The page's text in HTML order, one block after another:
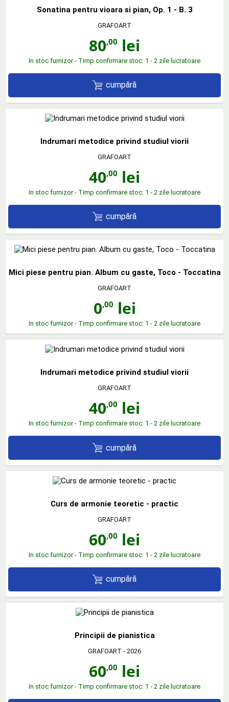
Sonatina pentru vioara si pian, Op. 1 - B. 3
GRAFOART
80,00 lei
In stoc furnizor - Timp confirmare stoc: 1 - 2 zile lucratoare
cumpără
Indrumari metodice privind studiul viorii
GRAFOART
40,00 lei
In stoc furnizor - Timp confirmare stoc: 1 - 2 zile lucratoare
cumpără
Mici piese pentru pian. Album cu gaste, Toco - Toccatina
GRAFOART
0,00 lei
In stoc furnizor - Timp confirmare stoc: 1 - 2 zile lucratoare
Indrumari metodice privind studiul viorii
GRAFOART
40,00 lei
In stoc furnizor - Timp confirmare stoc: 1 - 2 zile lucratoare
cumpără
Curs de armonie teoretic - practic
GRAFOART
60,00 lei
In stoc furnizor - Timp confirmare stoc: 1 - 2 zile lucratoare
cumpără
Principii de pianistica
GRAFOART - 2026
60,00 lei
In stoc furnizor - Timp confirmare stoc: 1 - 2 zile lucratoare